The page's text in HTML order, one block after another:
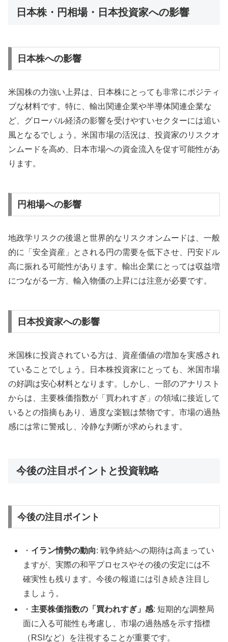
日本株・円相場・日本投資家への影響
日本株への影響
米国株の力強い上昇は、日本株にとっても非常にポジティ
ブな材料です。特に、輸出関連企業や半導体関連企業な
ど、グローバル経済の影響を受けやすいセクターには追い
風となるでしょう。米国市場の活況は、投資家のリスクオ
ンムードを高め、日本市場への資金流入を促す可能性があ
ります。
円相場への影響
地政学リスクの後退と世界的なリスクオンムードは、一般
的に「安全資産」とされる円の需要を低下させ、円安ドル
高に振れる可能性があります。輸出企業にとっては収益増
につながる一方、輸入物価の上昇には注意が必要です。
日本投資家への影響
米国株に投資されている方は、資産価値の増加を実感され
ていることでしょう。日本株投資家にとっても、米国市場
の好調は安心材料となります。しかし、一部のアナリスト
からは、主要株価指数が「買われすぎ」の領域に接近して
いるとの指摘もあり、過度な楽観は禁物です。市場の過熱
感には常に警戒し、冷静な判断が求められます。
今後の注目ポイントと投資戦略
今後の注目ポイント
・ イラン情勢の動向: 戦争終結への期待は高まってい
ますが、実際の和平プロセスやその後の安定には不
確実性も残ります。今後の報道には引き続き注目し
ましょう。
・ 主要株価指数の「買われすぎ」感: 短期的な調整局
面に入る可能性も考慮し、市場の過熱感を示す指標
（RSIなど）を注視することが重要です。